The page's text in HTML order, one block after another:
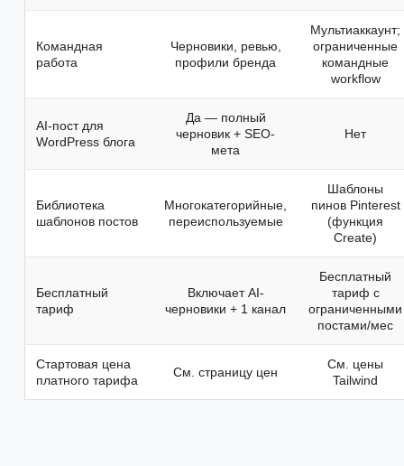
Командная
работа
Черновики, ревью,
профили бренда
Мультиаккаунт;
ограниченные
командные
workflow
AI-пост для
WordPress блога
Да — полный
черновик + SEO-
мета
Нет
Библиотека
шаблонов постов
Многокатегорийные,
переиспользуемые
Шаблоны
пинов Pinterest
(функция
Create)
Бесплатный
тариф
Включает AI-
черновики + 1 канал
Бесплатный
тариф с
ограниченными
постами/мес
Стартовая цена
платного тарифа
См. страницу цен
См. цены
Tailwind